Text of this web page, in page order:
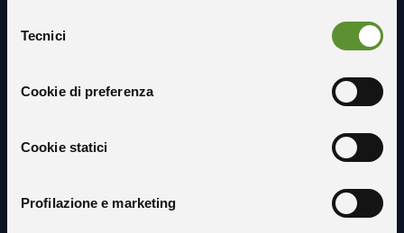
delTecnici
Cookie di preferenza
Cookie statici
Profilazione e marketing